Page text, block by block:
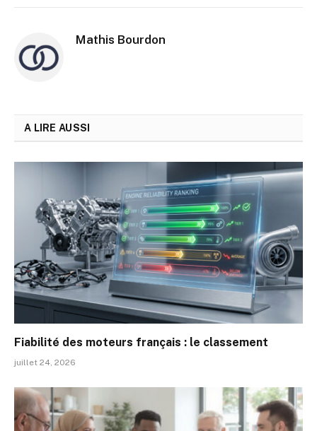
Mathis Bourdon
A LIRE AUSSI
Fiabilité des moteurs français : le classement
juillet 24, 2026